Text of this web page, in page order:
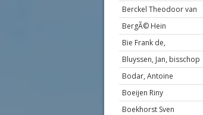
Berckel Theodoor van
BergÃ© Hein
Bie Frank de,
Bluyssen, Jan, bisschop
Bodar, Antoine
Boeijen Riny
Boekhorst Sven